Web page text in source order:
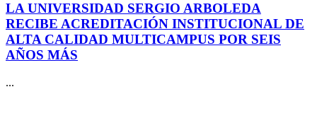
LA UNIVERSIDAD SERGIO ARBOLEDA
RECIBE ACREDITACIÓN INSTITUCIONAL DE
ALTA CALIDAD MULTICAMPUS POR SEIS
AÑOS MÁS
...